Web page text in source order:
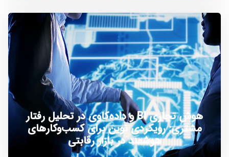
هوش تجاری BI و داده‌کاوی در تحلیل رفتار
مشتری: رویکردی نوین برای کسب‌وکارهای
هوشمند در بازار رقابتی